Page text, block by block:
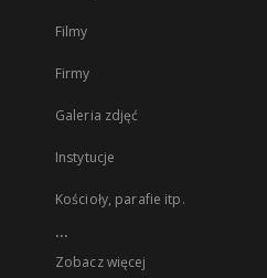
Filmy
Firmy
Galeria zdjęć
Instytucje
Kościoły, parafie itp.
...
Zobacz więcej